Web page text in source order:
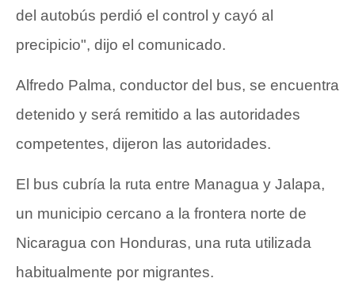
del autobús perdió el control y cayó al
precipicio", dijo el comunicado.
Alfredo Palma, conductor del bus, se encuentra
detenido y será remitido a las autoridades
competentes, dijeron las autoridades.
El bus cubría la ruta entre Managua y Jalapa,
un municipio cercano a la frontera norte de
Nicaragua con Honduras, una ruta utilizada
habitualmente por migrantes.